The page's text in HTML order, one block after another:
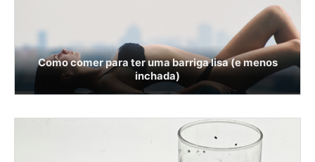
Como comer para ter uma barriga lisa (e menos
inchada)